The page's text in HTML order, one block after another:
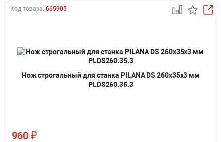
Код товара: 665905
Нож строгальный для станка PILANA DS 260х35х3 мм
PLDS260.35.3
960 ₽